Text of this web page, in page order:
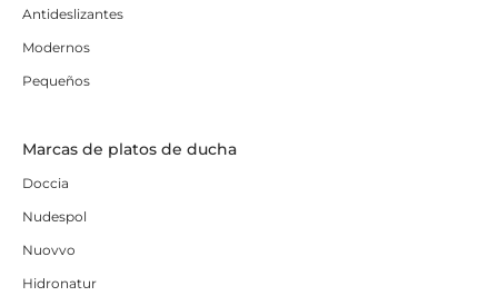
Antideslizantes
Modernos
Pequeños
Marcas de platos de ducha
Doccia
Nudespol
Nuovvo
Hidronatur